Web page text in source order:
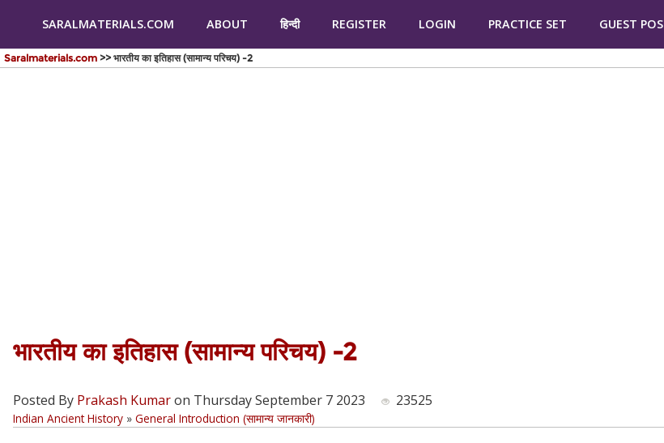
SARALMATERIALS.COM ABOUT हिन्दी REGISTER LOGIN PRACTICE SET GUEST
Saralmaterials.com >> भारतीय का इतिहास (सामान्य परिचय) -2
भारतीय का इतिहास (सामान्य परिचय) -2
Posted By Prakash Kumaron Thursday September 7 2023 23525
Indian Ancient History » General Introduction (सामान्य जानकारी)